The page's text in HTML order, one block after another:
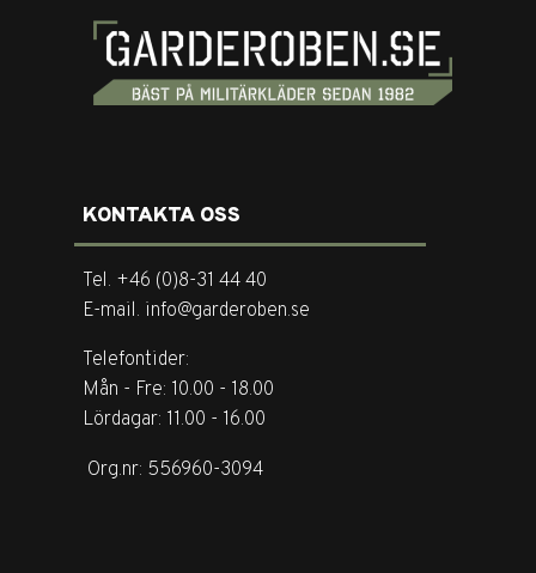
KONTAKTA OSS
Tel. +46 (0)8-31 44 40
E-mail. info@garderoben.se
Telefontider:
Mån - Fre: 10.00 - 18.00
Lördagar: 11.00 - 16.00
Org.nr: 556960-3094